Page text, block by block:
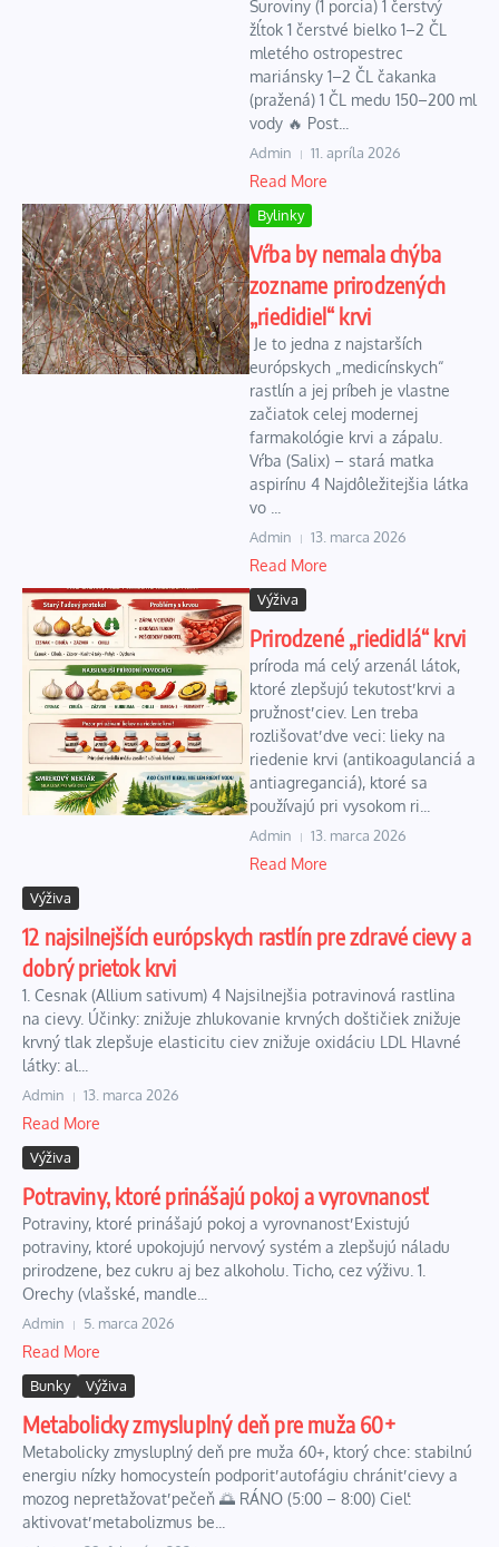
Suroviny (1 porcia) 1 čerstvý
žĺtok 1 čerstvé bielko 1–2 ČL
mletého ostropestrec
mariánsky 1–2 ČL čakanka
(pražená) 1 ČL medu 150–200 ml
vody 🔥 Post...
Admin 11. apríla 2026
Read More
Bylinky
Vŕba by nemala chýba
zozname prirodzených
„riedidiel“ krvi
Je to jedna z najstarších
európskych „medicínskych“
rastlín a jej príbeh je vlastne
začiatok celej modernej
farmakológie krvi a zápalu.
Vŕba (Salix) – stará matka
aspirínu 4 Najdôležitejšia látka
vo ...
Admin 13. marca 2026
Read More
Výživa
Prirodzené „riedidlá“ krvi
príroda má celý arzenál látok,
ktoré zlepšujú tekutosť krvi a
pružnosť ciev. Len treba
rozlišovať dve veci: lieky na
riedenie krvi (antikoagulanciá a
antiagreganciá), ktoré sa
používajú pri vysokom ri...
Admin 13. marca 2026
Read More
Výživa
12 najsilnejších európskych rastlín pre zdravé cievy a
dobrý prietok krvi
1. Cesnak (Allium sativum) 4 Najsilnejšia potravinová rastlina
na cievy. Účinky: znižuje zhlukovanie krvných doštičiek znižuje
krvný tlak zlepšuje elasticitu ciev znižuje oxidáciu LDL Hlavné
látky: al...
Admin 13. marca 2026
Read More
Výživa
Potraviny, ktoré prinášajú pokoj a vyrovnanosť
Potraviny, ktoré prinášajú pokoj a vyrovnanosť Existujú
potraviny, ktoré upokojujú nervový systém a zlepšujú náladu
prirodzene, bez cukru aj bez alkoholu. Ticho, cez výživu. 1.
Orechy (vlašské, mandle...
Admin 5. marca 2026
Read More
Bunky Výživa
Metabolicky zmysluplný deň pre muža 60+
Metabolicky zmysluplný deň pre muža 60+, ktorý chce: stabilnú
energiu nízky homocysteín podporiť autofágiu chrániť cievy a
mozog nepreťažovať pečeň 🌅 RÁNO (5:00 – 8:00) Cieľ:
aktivovať metabolizmus be...